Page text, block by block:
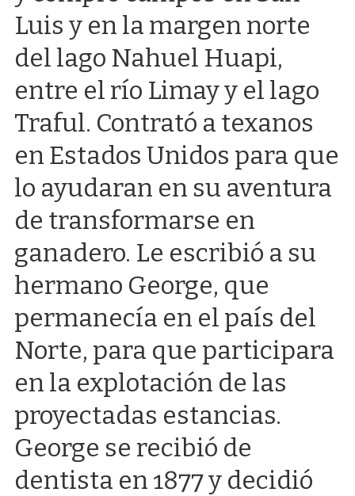
Luis y en la margen norte
del lago Nahuel Huapi,
entre el río Limay y el lago
Traful. Contrató a texanos
en Estados Unidos para que
lo ayudaran en su aventura
de transformarse en
ganadero. Le escribió a su
hermano George, que
permanecía en el país del
Norte, para que participara
en la explotación de las
proyectadas estancias.
George se recibió de
dentista en 1877 y decidió